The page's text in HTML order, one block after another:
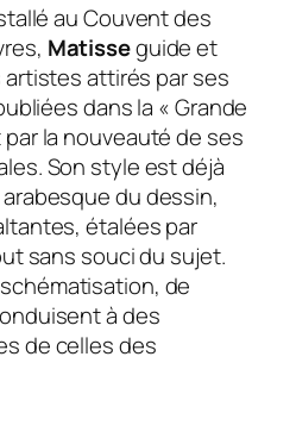
au Couvent des
Matisseguide et
attirés par ses
dans la « Grande
par la nouveauté de ses
Son style est déjà
du dessin,
étalées par
sans souci du sujet.
de
à des
de celles des